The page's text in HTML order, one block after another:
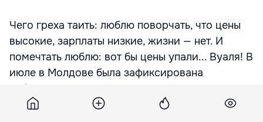
Чего греха таить: люблю поворчать, что цены
высокие, зарплаты низкие, жизни — нет. И
помечтать люблю: вот бы цены упали... Вуаля! В
июле в Молдове была зафиксирована
небольшая дефляция - то есть цены по
сравнению с прошлым месяцем снизились (на